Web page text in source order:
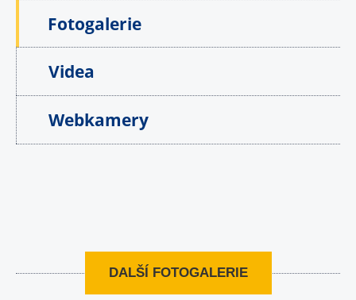
Fotogalerie
Videa
Webkamery
DALŠÍ FOTOGALERIE